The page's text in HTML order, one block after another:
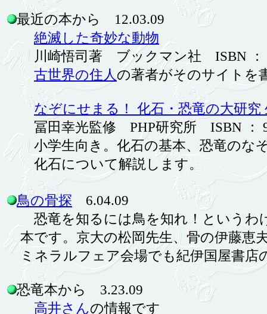
最近の本から 12.03.09
絶滅した奇妙な動物
川崎悟司著 ブックマン社 ISBN ：
古世界の住人の著者がそのサイトを
なぞにせまる！ 化石・恐竜の大研
冨田幸光監修 PHP研究所 ISBN ：
小学生向き。化石の基本、恐竜のな
化石について解説します。
鳥の骨探 6.04.09
恐竜を知るには鳥を知れ！というわ
本です。京大の松岡先生、骨の伊藤恵
ミネラルフェア会場でも紀伊国屋書店
恐竜本から 3.23.09
高井さんの情報です